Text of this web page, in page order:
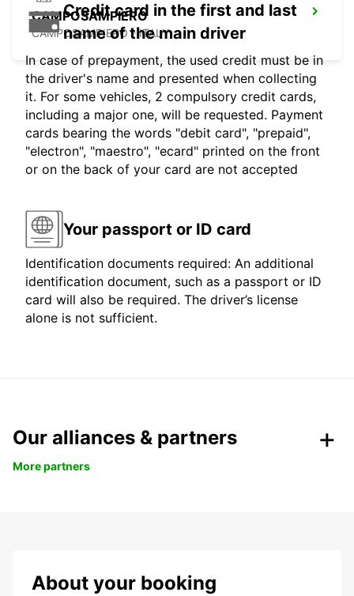
CAMPOSAMPIERO
CAMPOSAMPIERO - ITALY
Credit card in the first and last
name of the main driver
In case of prepayment, the used credit must be in
the driver's name and presented when collecting
it. For some vehicles, 2 compulsory credit cards,
including a major one, will be requested. Payment
cards bearing the words "debit card", "prepaid",
"electron", "maestro", "ecard" printed on the front
or on the back of your card are not accepted
Your passport or ID card
Identification documents required: An additional
identification document, such as a passport or ID
card will also be required. The driver’s license
alone is not sufficient.
Our alliances & partners
More partners
About your booking